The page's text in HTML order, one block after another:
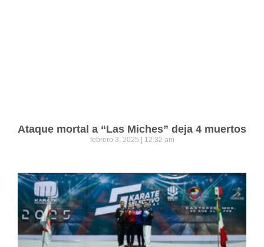
Ataque mortal a “Las Miches” deja 4 muertos
febrero 3, 2025 12:32 am